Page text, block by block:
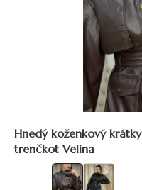
Hnedý koženkový krátky
trenčkot Velina